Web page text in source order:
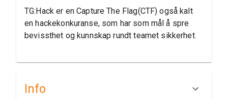
TG:Hack er en Capture The Flag(CTF) også kalt
en hackekonkuranse, som har som mål å spre
bevissthet og kunnskap rundt teamet sikkerhet.
Info